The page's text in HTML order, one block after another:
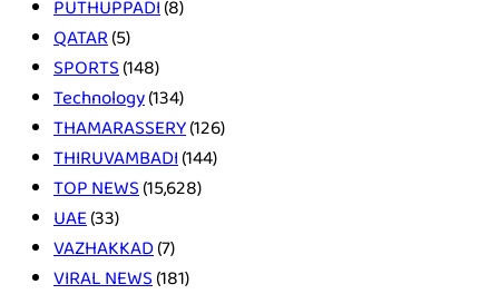
PUTHUPPADI(8)
QATAR(5)
SPORTS(148)
Technology(134)
THAMARASSERY(126)
THIRUVAMBADI(144)
TOP NEWS(15,628)
UAE(33)
VAZHAKKAD(7)
VIRAL NEWS(181)